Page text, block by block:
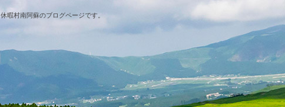
休暇村南阿蘇のブログページです。